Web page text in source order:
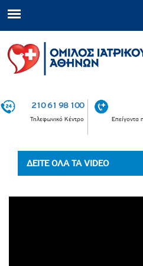
210 61 98 100
Τηλεφωνικό Κέντρο Επείγοντα
ΔΕΙΤΕ ΟΛΑ ΤΑ VIDEO